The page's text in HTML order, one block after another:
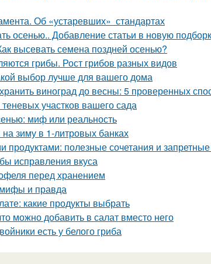
Об «устаревших» стандартах
осенью.. Добавление статьи в новую
высевать семена поздней осенью?
грибы. Рост грибов разных видов
выбор лучше для вашего дома
виноград до весны: 5 проверенных
участков вашего сада
миф или реальность
зиму в 1-литровых банках
продуктами: полезные сочетания и
исправления вкуса
перед хранением
и правда
какие продукты выбрать
можно добавить в салат вместо него
есть у белого гриба